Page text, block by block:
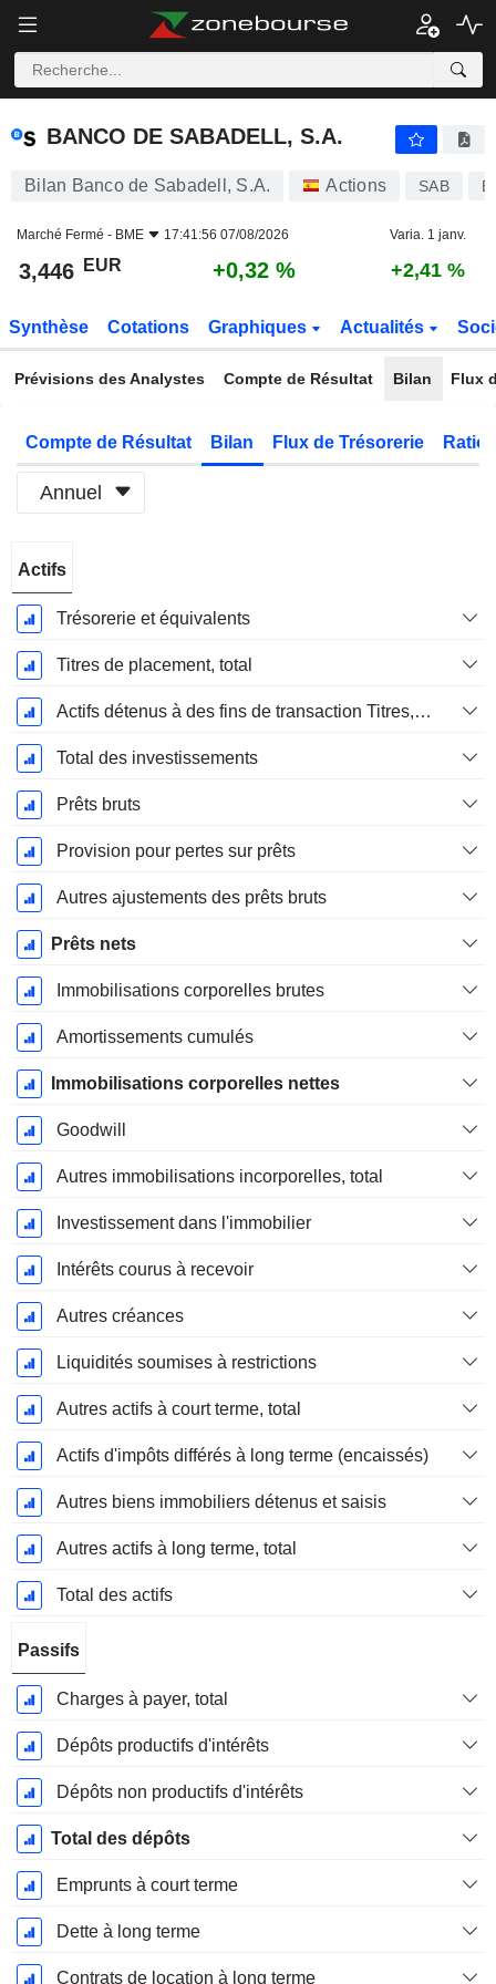
BANCO DE SABADELL, S.A.
BANCO DE SABADELL, S.A.
Bilan Banco de Sabadell, S.A. Actions SAB
Marché Fermé - BME 17:41:56 07/08/2026 Varia. 1 janv.
3,446 EUR +0,32 % +2,41 %
Synthèse Cotations Graphiques Actualités
Prévisions des Analystes Compte de Résultat Bilan Flux
Compte de Résultat Bilan Flux de Trésorerie
Annuel
Fiscale:
Décembre
Actifs
Trésorerie et équivalents
Titres de placement, total
Actifs détenus à des fins de transaction Titres, totalActifs détenus à des fins de transactions (Trading), Total.
Total des investissements
Prêts bruts
Provision pour pertes sur prêts
Autres ajustements des prêts bruts
Prêts nets
Immobilisations corporelles brutes
Amortissements cumulés
Immobilisations corporelles nettes
Goodwill
Autres immobilisations incorporelles, total
Investissement dans l'immobilier
Intérêts courus à recevoir
Autres créances
Liquidités soumises à restrictions
Autres actifs à court terme, total
Actifs d'impôts différés à long terme (encaissés)
Autres biens immobiliers détenus et saisis
Autres actifs à long terme, total
Total des actifs
Passifs
Charges à payer, total
Dépôts productifs d'intérêts
Dépôts non productifs d'intérêts
Total des dépôts
Emprunts à court terme
Dette à long terme
Contrats de location à long terme